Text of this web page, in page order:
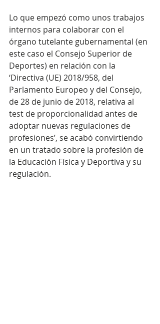
Lo que empezó como unos trabajos
internos para colaborar con el
órgano tutelante gubernamental (en
este caso el Consejo Superior de
Deportes) en relación con la
‘Directiva (UE) 2018/958, del
Parlamento Europeo y del Consejo,
de 28 de junio de 2018, relativa al
test de proporcionalidad antes de
adoptar nuevas regulaciones de
profesiones’, se acabó convirtiendo
en un tratado sobre la profesión de
la Educación Física y Deportiva y su
regulación.